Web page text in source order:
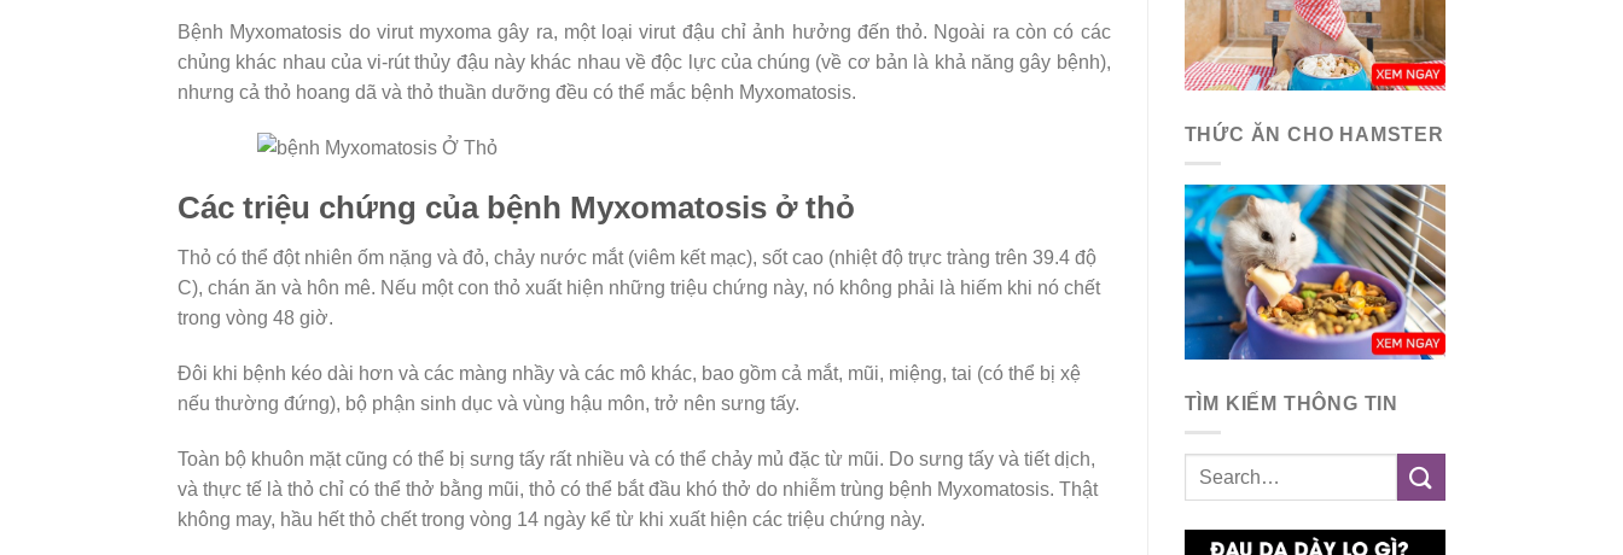
Bệnh Myxomatosis do virut myxoma gây ra, một loại virut đậu chỉ ảnh hưởng đến thỏ. Ngoài ra còn có các
chủng khác nhau của vi-rút thủy đậu này khác nhau về độc lực của chúng (về cơ bản là khả năng gây bệnh),
nhưng cả thỏ hoang dã và thỏ thuần dưỡng đều có thể mắc bệnh Myxomatosis.
Các triệu chứng của bệnh Myxomatosis ở thỏ
Thỏ có thể đột nhiên ốm nặng và đỏ, chảy nước mắt (viêm kết mạc), sốt cao (nhiệt độ trực tràng trên 39.4 độ
C), chán ăn và hôn mê. Nếu một con thỏ xuất hiện những triệu chứng này, nó không phải là hiếm khi nó chết
trong vòng 48 giờ.
Đôi khi bệnh kéo dài hơn và các màng nhầy và các mô khác, bao gồm cả mắt, mũi, miệng, tai (có thể bị xệ
nếu thường đứng), bộ phận sinh dục và vùng hậu môn, trở nên sưng tấy.
Toàn bộ khuôn mặt cũng có thể bị sưng tấy rất nhiều và có thể chảy mủ đặc từ mũi. Do sưng tấy và tiết dịch,
và thực tế là thỏ chỉ có thể thở bằng mũi, thỏ có thể bắt đầu khó thở do nhiễm trùng bệnh Myxomatosis. Thật
không may, hầu hết thỏ chết trong vòng 14 ngày kể từ khi xuất hiện các triệu chứng này.
THỨC ĂN CHO HAMSTER
TÌM KIẾM THÔNG TIN